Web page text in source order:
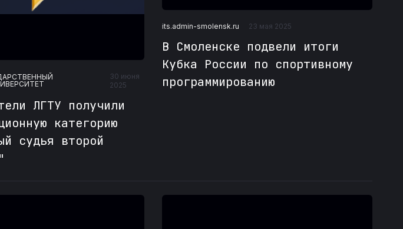
30 июня
2025
ЛГТУ получили
категорию
судья второй
its.admin-smolensk.ru 23 мая 2025
В Смоленске подвели итоги
Кубка России по спортивному
программированию